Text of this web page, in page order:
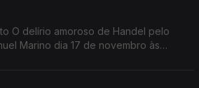
O delírio amoroso de Handel pelo
Marino dia 17 de novembro às